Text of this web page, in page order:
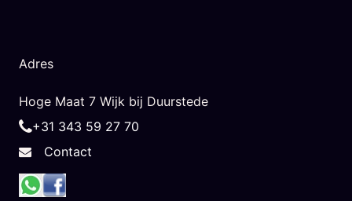
Adres
Hoge Maat 7 Wijk bij Duurstede
+31 343 59 27 70
Contact